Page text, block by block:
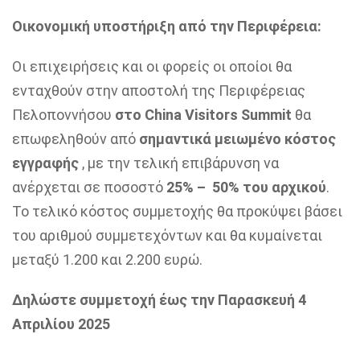
Οικονομική υποστήριξη από την Περιφέρεια:
Οι επιχειρήσεις και οι φορείς οι οποίοι θα
ενταχθούν στην αποστολή της Περιφέρειας
Πελοποννήσου στο China Visitors Summit θα
επωφεληθούν από σημαντικά μειωμένο κόστος
εγγραφής , με την τελική επιβάρυνση να
ανέρχεται σε ποσοστό 25% – 50% του αρχικού.
Το τελικό κόστος συμμετοχής θα προκύψει βάσει
του αριθμού συμμετεχόντων και θα κυμαίνεται
μεταξύ 1.200 και 2.200 ευρώ.
Δηλώστε συμμετοχή έως την Παρασκευή 4
Απριλίου 2025